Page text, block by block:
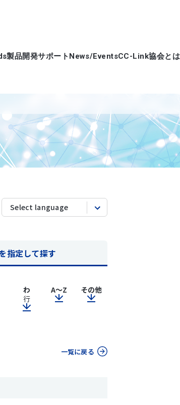
製品開発サポート News/EventsCC-Link協会とは
指定して探す
わ
行
A～Z その他
一覧に戻る